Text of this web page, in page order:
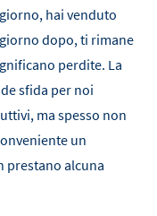
hai venduto
dopo, ti rimane
perdite. La
sfida per noi
ma spesso non
un
prestano alcuna